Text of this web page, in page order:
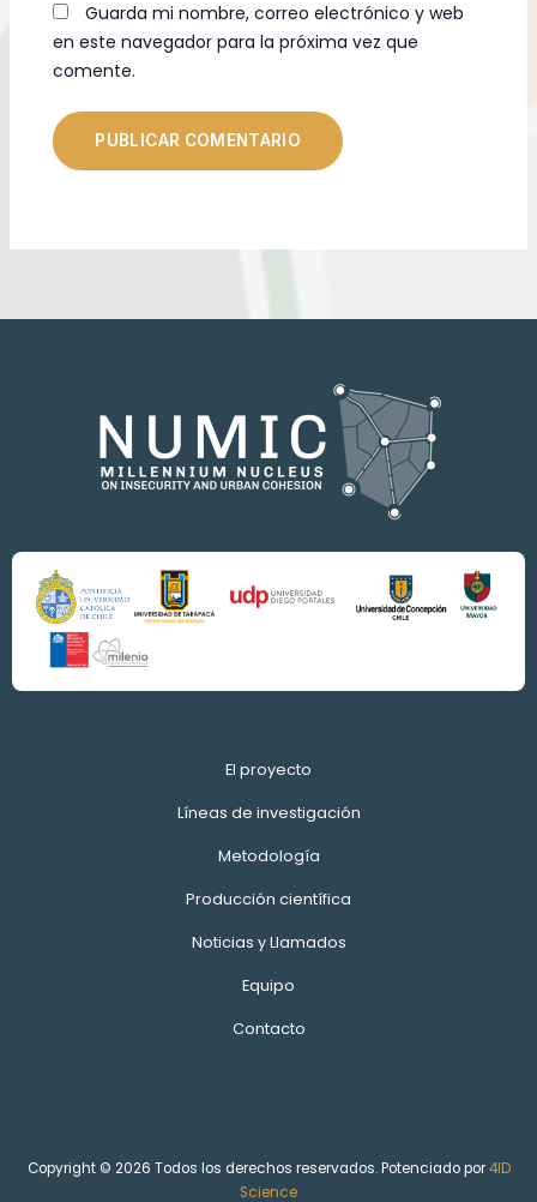
Guarda mi nombre, correo electrónico y web
en este navegador para la próxima vez que
comente.
El proyecto
Líneas de investigación
Metodología
Producción científica
Noticias y Llamados
Equipo
Contacto
Copyright © 2026 Todos los derechos reservados. Potenciado por4ID
Science